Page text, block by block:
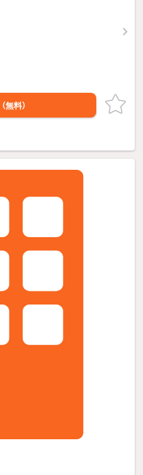
（無料）